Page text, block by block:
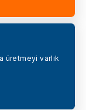
üretmeyi varlık